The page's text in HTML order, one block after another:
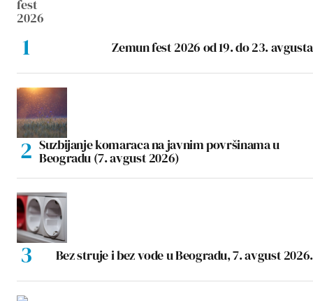
Zemun fest 2026 od 19. do 23. avgusta
Suzbijanje komaraca na javnim površinama u
Beogradu (7. avgust 2026)
Bez struje i bez vode u Beogradu, 7. avgust 2026.